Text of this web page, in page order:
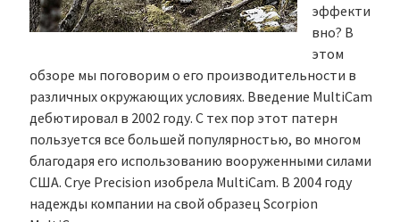
эффекти
вно? В
этом
обзоре мы поговорим о его производительности в
различных окружающих условиях. Введение MultiCam
дебютировал в 2002 году. С тех пор этот патерн
пользуется все большей популярностью, во многом
благодаря его использованию вооруженными силами
США. Crye Precision изобрела MultiCam. В 2004 году
надежды компании на свой образец Scorpion